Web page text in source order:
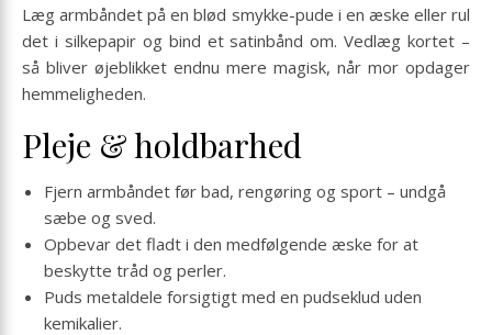
Læg armbåndet på en blød smykke-pude i en æske eller rul
det i silkepapir og bind et satinbånd om. Vedlæg kortet –
så bliver øjeblikket endnu mere magisk, når mor opdager
hemmeligheden.
Pleje & holdbarhed
Fjern armbåndet før bad, rengøring og sport – undgå
sæbe og sved.
Opbevar det fladt i den medfølgende æske for at
beskytte tråd og perler.
Puds metaldele forsigtigt med en pudseklud uden
kemikalier.